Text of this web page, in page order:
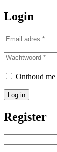
Login
Onthoud me
Log in
Register